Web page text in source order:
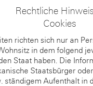
Rechtliche
Cookies
richten sich nur an
in dem folgend
Staat haben. Die
Staatsbürger
ständigem Aufenthalt in